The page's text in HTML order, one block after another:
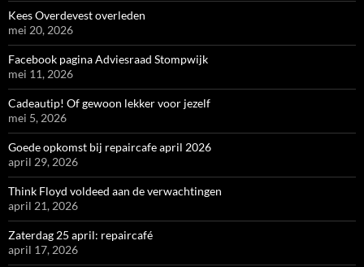
Kees Overdevest overleden
mei 20, 2026
Facebook pagina Adviesraad Stompwijk
mei 11, 2026
Cadeautip! Of gewoon lekker voor jezelf
mei 5, 2026
Goede opkomst bij repaircafe april 2026
april 29, 2026
Think Floyd voldeed aan de verwachtingen
april 21, 2026
Zaterdag 25 april: repaircafé
april 17, 2026